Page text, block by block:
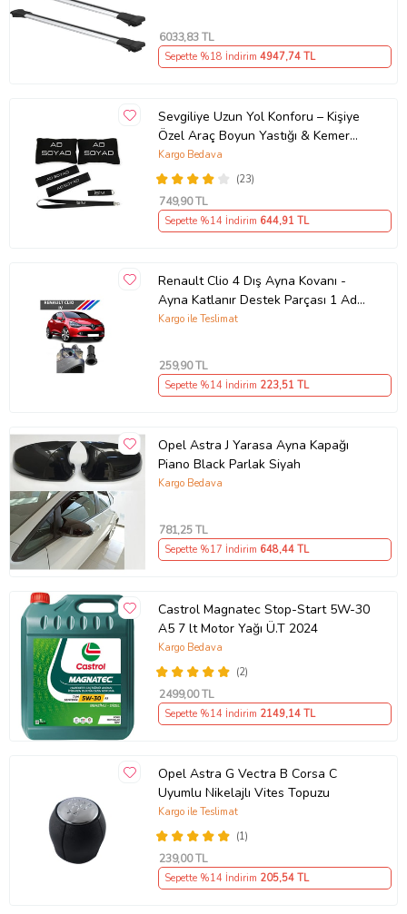
6033,83 TL
Sepette %18 İndirim 4947,74 TL
Sevgiliye Uzun Yol Konforu – Kişiye
Özel Araç Boyun Yastığı & Kemer
Pedi Hediye Seti
(23)
Kargo Bedava
749,90 TL
Sepette %14 İndirim 644,91 TL
Renault Clio 4 Dış Ayna Kovanı -
Ayna Katlanır Destek Parçası 1 Adet
490307706 M3625
Kargo ile Teslimat
259,90 TL
Sepette %14 İndirim 223,51 TL
Opel Astra J Yarasa Ayna Kapağı
Piano Black Parlak Siyah
Kargo Bedava
781,25 TL
Sepette %17 İndirim 648,44 TL
Castrol Magnatec Stop-Start 5W-30
A5 7 lt Motor Yağı Ü.T 2024
(2)
Kargo Bedava
2499,00 TL
Sepette %14 İndirim 2149,14 TL
Opel Astra G Vectra B Corsa C
Uyumlu Nikelajlı Vites Topuzu
(1)
Kargo ile Teslimat
239,00 TL
Sepette %14 İndirim 205,54 TL